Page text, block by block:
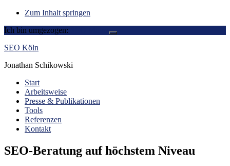
Zum Inhalt springen
Ich bin umgezogen:
Close
SEO Köln
Jonathan Schikowski
Start
Arbeitsweise
Presse & Publikationen
Tools
Referenzen
Kontakt
SEO-Beratung auf höchstem Niveau